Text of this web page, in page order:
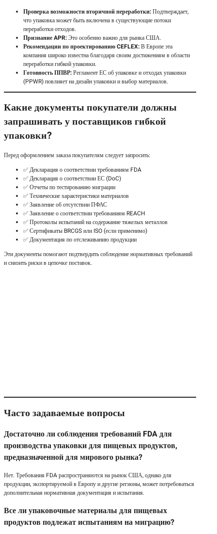
Проверка возможности вторичной переработки:Подтверждает,
что упаковка может быть включена в существующие потоки
переработки отходов.
Признание APR:Это особенно важно для рынка США.
Рекомендации по проектированию CEFLEX:В Европе эта
компания широко известна благодаря своим достижениям в области
переработки гибкой упаковки.
Готовность ППВР:Регламент ЕС об упаковке и отходах упаковки
(PPWR) повлияет на дизайн упаковки и выбор материалов.
Какие документы покупатели должны
запрашивать у поставщиков гибкой
упаковки?
Перед оформлением заказа покупателям следует запросить:
✅ Декларация о соответствии требованиям FDA
✅ Декларация о соответствии ЕС (DoC)
✅ Отчеты по тестированию миграции
✅ Технические характеристики материалов
✅ Заявление об отсутствии ПФАС
✅ Заявление о соответствии требованиям REACH
✅ Протоколы испытаний на содержание тяжелых металлов
✅ Сертификаты BRCGS или ISO (если применимо)
✅ Документация по отслеживанию продукции
Эти документы помогают подтвердить соблюдение нормативных требований
и снизить риски в цепочке поставок.
Часто задаваемые вопросы
Достаточно ли соблюдения требований FDA для
производства упаковки для пищевых продуктов,
предназначенной для мирового рынка?
Нет. Требования FDA распространяются на рынок США, однако для
продукции, экспортируемой в Европу и другие регионы, может потребоваться
дополнительная нормативная документация и испытания.
Все ли упаковочные материалы для пищевых
продуктов подлежат испытаниям на миграцию?